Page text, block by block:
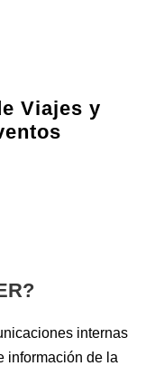
Viajes y
internas
información de la